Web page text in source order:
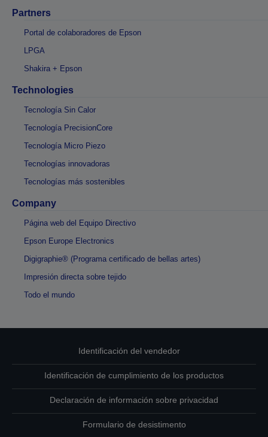
Partners
Portal de colaboradores de Epson
LPGA
Shakira + Epson
Technologies
Tecnología Sin Calor
Tecnología PrecisionCore
Tecnología Micro Piezo
Tecnologías innovadoras
Tecnologías más sostenibles
Company
Página web del Equipo Directivo
Epson Europe Electronics
Digigraphie® (Programa certificado de bellas artes)
Impresión directa sobre tejido
Todo el mundo
Identificación del vendedor
Identificación de cumplimiento de los productos
Declaración de información sobre privacidad
Formulario de desistimento